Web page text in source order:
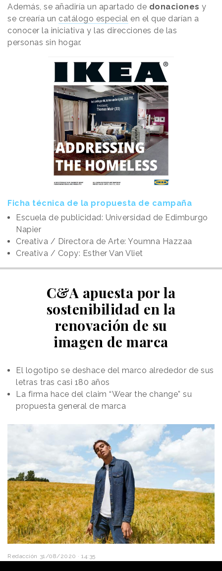
Además, se añadiría un apartado de donaciones y
se crearía un catálogo especial en el que darían a
conocer la iniciativa y las direcciones de las
personas sin hogar.
Ficha técnica de la propuesta de campaña
Escuela de publicidad: Universidad de Edimburgo
Napier
Creativa / Directora de Arte: Youmna Hazzaa
Creativa / Copy: Esther Van Vliet
C&A apuesta por la
sostenibilidad en la
renovación de su
imagen de marca
El logotipo se deshace del marco alrededor de sus
letras tras casi 180 años
La firma hace del claim “Wear the change” su
propuesta general de marca
Redacción 31/08/2020 · 14:35